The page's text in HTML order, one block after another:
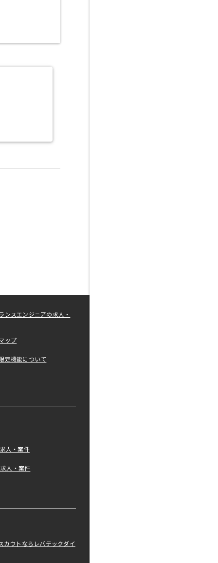
ンスエンジニアの求人・
ップ
定機能について
人・案件
人・案件
カウトならレバテックダイ